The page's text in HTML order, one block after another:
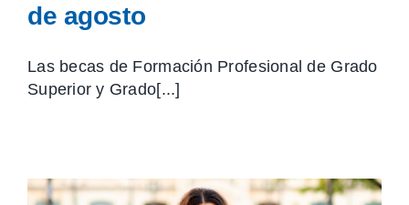
de agosto
Las becas de Formación Profesional de Grado
Superior y Grado[...]